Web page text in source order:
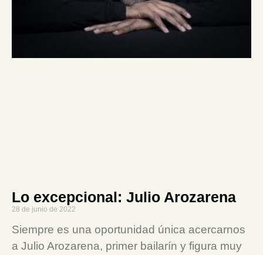
Lo excepcional: Julio Arozarena
28 de junio de 2022
Siempre es una oportunidad única acercarnos
a Julio Arozarena, primer bailarín y figura muy